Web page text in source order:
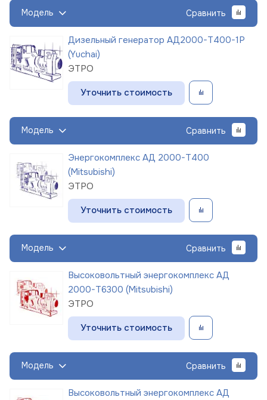
Модель Сравнить
Дизельный генератор АД2000-Т400-1Р
(Yuchai)
ЭТРО
Уточнить стоимость
Модель Сравнить
Энергокомплекс АД 2000-Т400
(Mitsubishi)
ЭТРО
Уточнить стоимость
Модель Сравнить
Высоковольтный энергокомплекс АД
2000-Т6300 (Mitsubishi)
ЭТРО
Уточнить стоимость
Модель Сравнить
Высоковольтный энергокомплекс АД